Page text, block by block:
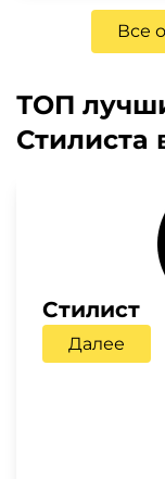
Все
ТОП
Стилиста
Стилист
Далее